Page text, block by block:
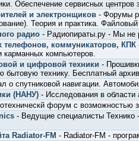
Обеспечение сервисных центров
и электронщиков- Форумы
Теория и практика.
радио- Радиопираты.ру - Мы не
коммуникаторов, КПК
карманных компьютеров.
и цифровой техники -
бытовую технику. Бесплатный
о спутниковой навигации.
(НАНУ)- Исследования в области
форум с возможностью
- Ведущие специалисты Технико
Radiator-FM - Radiator-FM -